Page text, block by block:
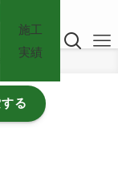
施工
実績
る